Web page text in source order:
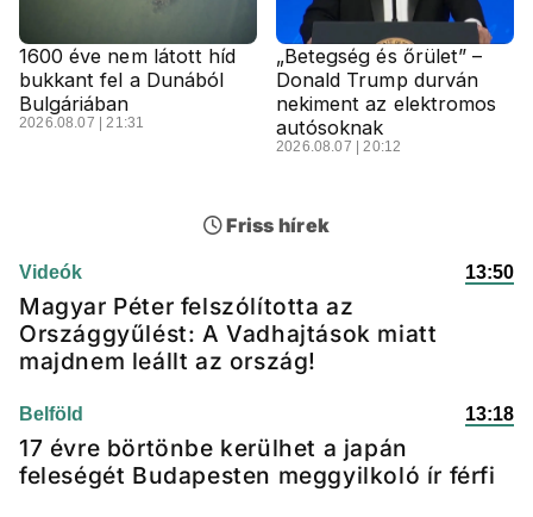
1600 éve nem látott híd
bukkant fel a Dunából
Bulgáriában
2026.08.07 | 21:31
„Betegség és őrület” –
Donald Trump durván
nekiment az elektromos
autósoknak
2026.08.07 | 20:12
Friss hírek
Videók 13:50
Magyar Péter felszólította az
Országgyűlést: A Vadhajtások miatt
majdnem leállt az ország!
Belföld 13:18
17 évre börtönbe kerülhet a japán
feleségét Budapesten meggyilkoló ír férfi